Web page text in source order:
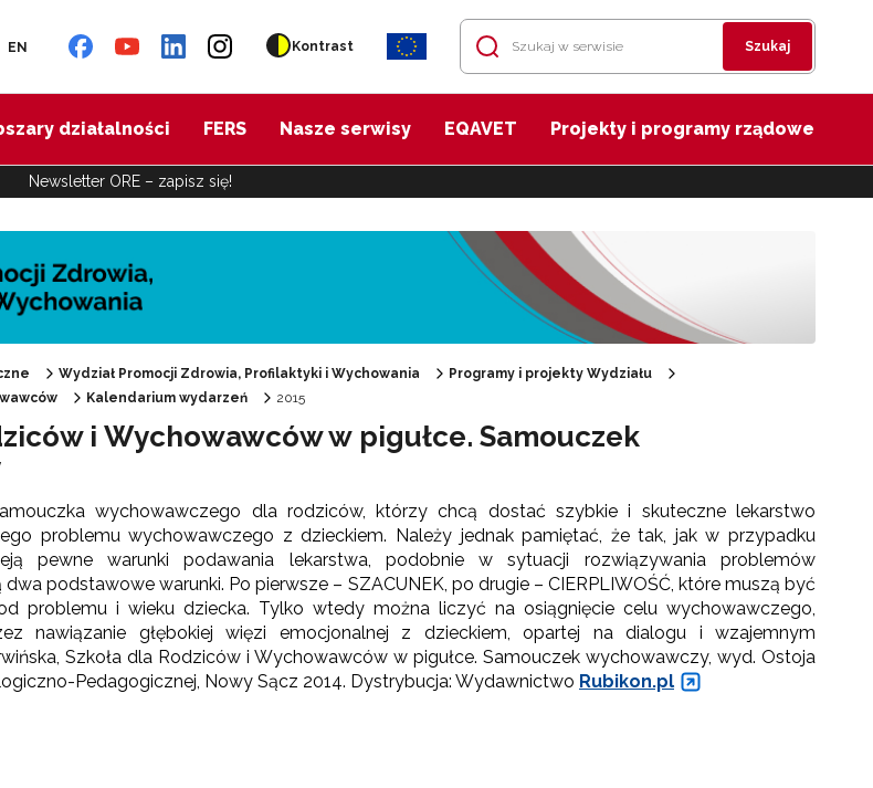
EN Kontrast Szukaj
działalności FERS Nasze serwisy EQAVET Projekty i programy rządowe
Newsletter ORE – zapisz się!
profilaktyczne"
Wychowawców"
Wydział Promocji Zdrowia, Profilaktyki i Wychowania
Programy i projekty Wydziału
Kalendarium wydarzeń 2015
i Wychowawców w pigułce. Samouczek
wychowawczego dla rodziców, którzy chcą dostać szybkie i skuteczne lekarstwo
problemu wychowawczego z dzieckiem. Należy jednak pamiętać, że tak, jak w przypadku
pewne warunki podawania lekarstwa, podobnie w sytuacji rozwiązywania problemów
podstawowe warunki. Po pierwsze – SZACUNEK, po drugie – CIERPLIWOŚĆ, które muszą być
problemu i wieku dziecka. Tylko wtedy można liczyć na osiągnięcie celu wychowawczego,
nawiązanie głębokiej więzi emocjonalnej z dzieckiem, opartej na dialogu i wzajemnym
Szkoła dla Rodziców i Wychowawców w pigułce. Samouczek wychowawczy, wyd. Ostoja
Pedagogicznej, Nowy Sącz 2014. Dystrybucja: Wydawnictwo Rubikon.pl